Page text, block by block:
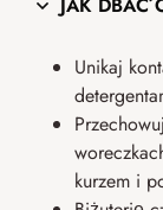
Unikaj
kurzem i